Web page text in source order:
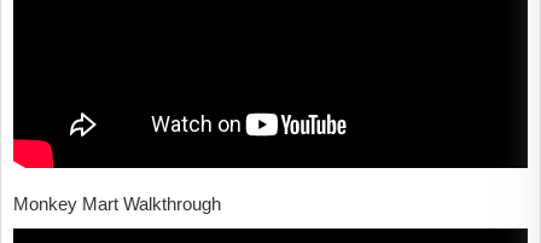
Monkey Mart Walkthrough